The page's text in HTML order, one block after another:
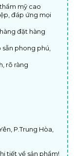
mỹ cao
đáp ứng mọi
đặt hàng
phong phú,
rõ ràng
P.Trung Hòa,
tiết về sản phẩm!